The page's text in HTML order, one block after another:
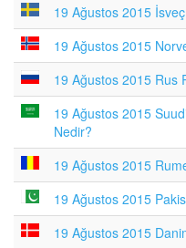
19 Ağustos 2015
19 Ağustos 2015
19 Ağustos 2015 Rus
19 Ağustos 2015
Nedir?
19 Ağustos 2015
19 Ağustos 2015
19 Ağustos 2015